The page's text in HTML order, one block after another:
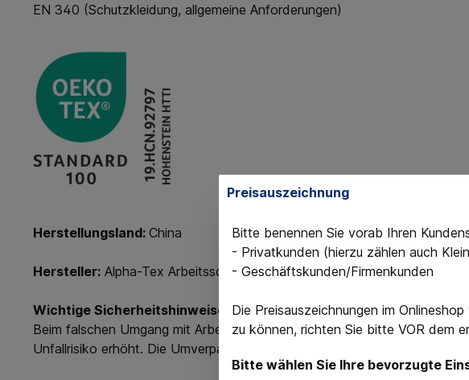
EN 340 (Schutzkleidung, allgemeine Anforderungen)
Herstellungsland: China
Hersteller: Alpha-Tex Arbeitsschutz GmbH, Robert-Bosch-Str. 2A,
Wichtige Sicherheitshinweise:
Beim falschen Umgang mit Arbeitsjacken können Schäden,
Unfallrisiko erhöht. Die Umverpackung in Polybeuteln stellt eine
Preisauszeichnung
Bitte benennen Sie vorab Ihren
- Privatkunden (hierzu zählen auch
- Geschäftskunden/Firmenkunden
Die Preisauszeichnungen im
zu können, richten Sie bitte VOR dem
Bitte wählen Sie Ihre bevorzugte